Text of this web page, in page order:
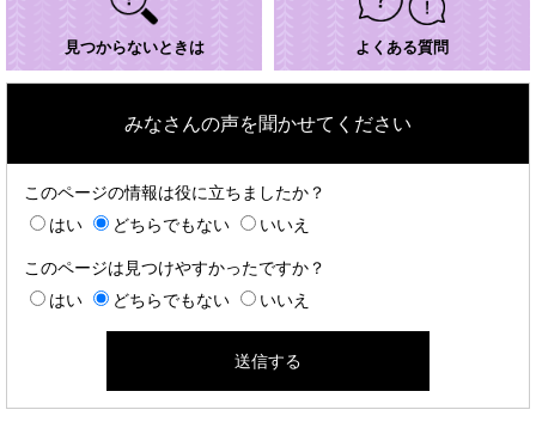
見つからないときは よくある質問
みなさんの声を聞かせてください
このページの情報は役に立ちましたか？
はい
どちらでもない いいえ
このページは見つけやすかったですか？
はい
どちらでもない いいえ